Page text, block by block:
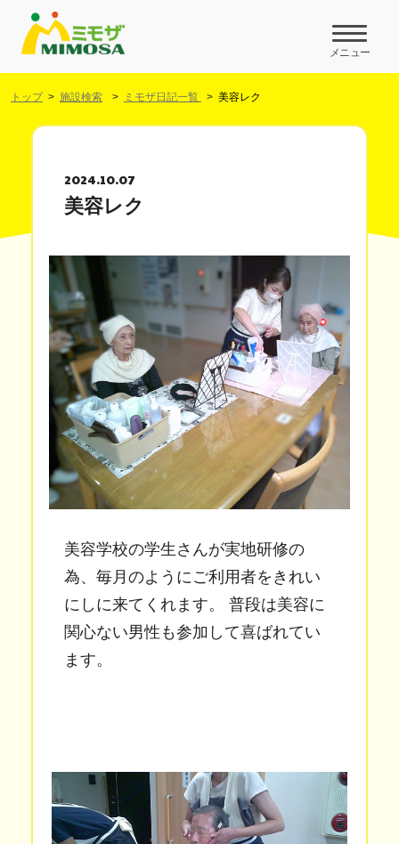
メニュー
トップ 施設検索 ミモザ日記一覧 美容レク
2024.10.07
美容レク
美容学校の学生さんが実地研修の
為、毎月のようにご利用者をきれい
にしに来てくれます。 普段は美容に
関心ない男性も参加して喜ばれてい
ます。